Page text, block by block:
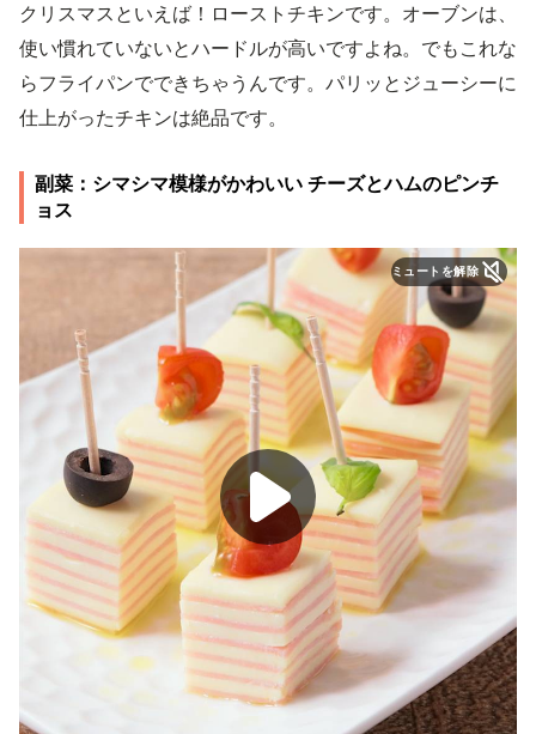
クリスマスといえば！ローストチキンです。オーブンは、
使い慣れていないとハードルが高いですよね。でもこれな
らフライパンでできちゃうんです。パリッとジューシーに
仕上がったチキンは絶品です。
副菜：シマシマ模様がかわいい チーズとハムのピンチ
ョス
ミュートを解除